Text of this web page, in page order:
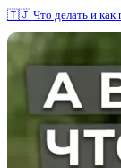
🇹🇯 Что делать и как